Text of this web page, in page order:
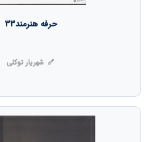
حرفه هنرمند33
شهریار توکلی